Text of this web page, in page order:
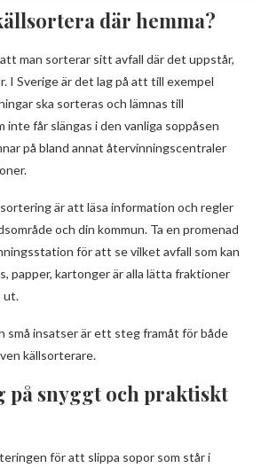
där hemma?
man sorterar sitt avfall där det uppstår,
I Sverige är det lag på att till exempel
ska sorteras och lämnas till
inte får slängas i den vanliga soppåsen
på bland annat återvinningscentraler
är att läsa information och regler
och din kommun. Ta en promenad
för att se vilket avfall som kan
papper, kartonger är alla lätta fraktioner
ut.
små insatser är ett steg framåt för både
källsorterare.
snyggt och praktiskt
för att slippa sopor som står i